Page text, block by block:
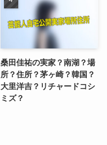
桑田佳祐の実家？南湖？場
所？住所？茅ヶ崎？韓国？
大里洋吉？リチャードコシ
ミズ？